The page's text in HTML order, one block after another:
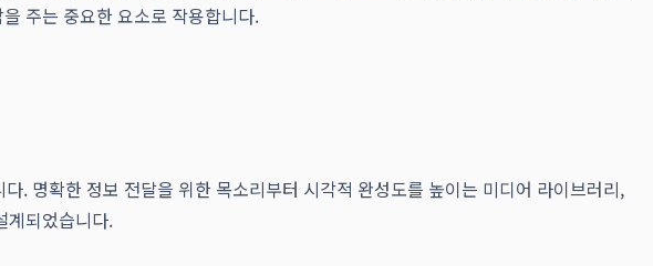
주는 중요한 요소로 작용합니다.
. 명확한 정보 전달을 위한 목소리부터 시각적 완성도를 높이는 미디어 라이브러리,
계되었습니다.